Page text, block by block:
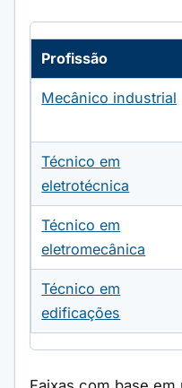
Profissão
Mecânico industrial
Técnico em
eletrotécnica
Técnico em
eletromecânica
Técnico em
edificações